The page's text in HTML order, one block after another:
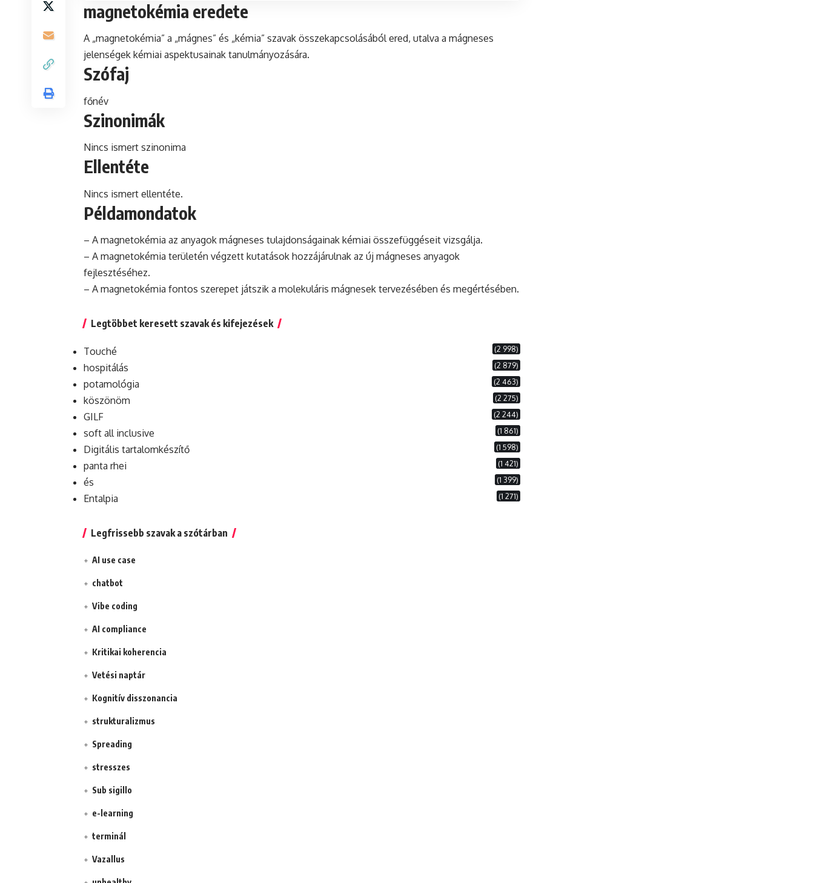
magnetokémia eredete
A „magnetokémia” a „mágnes” és „kémia” szavak összekapcsolásából ered, utalva a mágneses
jelenségek kémiai aspektusainak tanulmányozására.
Szófaj
főnév
Szinonimák
Nincs ismert szinonima
Ellentéte
Nincs ismert ellentéte.
Példamondatok
– A magnetokémia az anyagok mágneses tulajdonságainak kémiai összefüggéseit vizsgálja.
– A magnetokémia területén végzett kutatások hozzájárulnak az új mágneses anyagok
fejlesztéséhez.
– A magnetokémia fontos szerepet játszik a molekuláris mágnesek tervezésében és megértésében.
Legtöbbet keresett szavak és kifejezések
Touché (2 998)
hospitálás (2 879)
potamológia (2 463)
köszönöm (2 275)
GILF (2 244)
soft all inclusive (1 861)
Digitális tartalomkészítő (1 598)
panta rhei (1 421)
és (1 399)
Entalpia (1 271)
Legfrissebb szavak a szótárban
AI use case
chatbot
Vibe coding
AI compliance
Kritikai koherencia
Vetési naptár
Kognitív disszonancia
strukturalizmus
Spreading
stresszes
Sub sigillo
e-learning
terminál
Vazallus